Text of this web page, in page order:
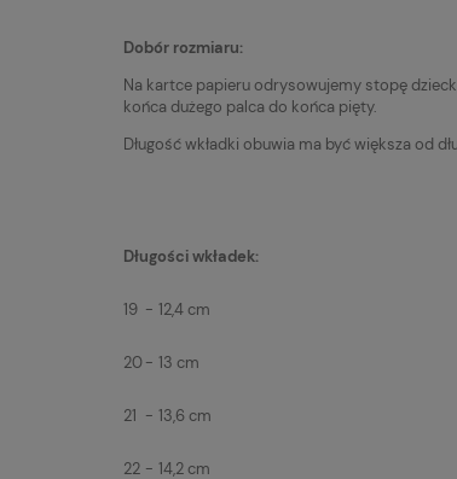
Dobór rozmiaru:
Na kartce papieru odrysowujemy stopę
końca dużego palca do końca pięty.
Długość wkładki obuwia ma być większa od
Długości wkładek:
19 - 12,4 cm
20- 13 cm
21 - 13,6 cm
22 - 14,2 cm